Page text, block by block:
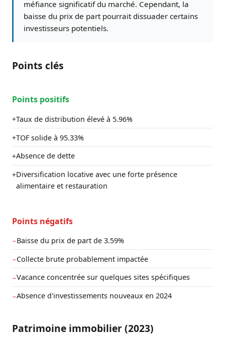
méfiance significatif du marché. Cependant, la
baisse du prix de part pourrait dissuader certains
investisseurs potentiels.
Points clés
Points positifs
+Taux de distribution élevé à 5.96%
+TOF solide à 95.33%
+Absence de dette
+Diversification locative avec une forte présence
alimentaire et restauration
Points négatifs
−Baisse du prix de part de 3.59%
−Collecte brute probablement impactée
−Vacance concentrée sur quelques sites spécifiques
−Absence d'investissements nouveaux en 2024
Patrimoine immobilier (2023)